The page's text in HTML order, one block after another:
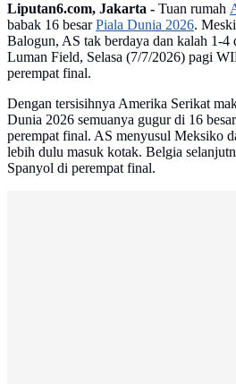
Liputan6.com, Jakarta - Tuan rumah
babak 16 besarPiala Dunia 2026.
Balogun, AS tak berdaya dan kalah 1-4
Luman Field, Selasa (7/7/2026) pagi
perempat final.
Dengan tersisihnya Amerika Serikat
Dunia 2026 semuanya gugur di 16
perempat final. AS menyusul Meksiko
lebih dulu masuk kotak. Belgia
Spanyol di perempat final.